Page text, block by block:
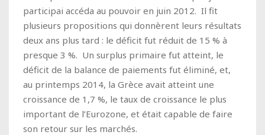
participai accéda au pouvoir en juin 2012. Il fit
plusieurs propositions qui donnèrent leurs résultats
deux ans plus tard : le déficit fut réduit de 15 % à
presque 3 %. Un surplus primaire fut atteint, le
déficit de la balance de paiements fut éliminé, et,
au printemps 2014, la Grèce avait atteint une
croissance de 1,7 %, le taux de croissance le plus
important de l’Eurozone, et était capable de faire
son retour sur les marchés.